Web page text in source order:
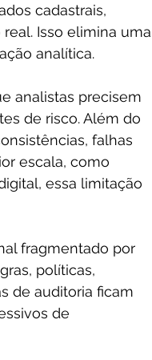
cadastrais,
Isso elimina uma
analítica.
analistas precisem
de risco. Além do
falhas
escala, como
essa limitação
fragmentado por
políticas,
de auditoria ficam
de